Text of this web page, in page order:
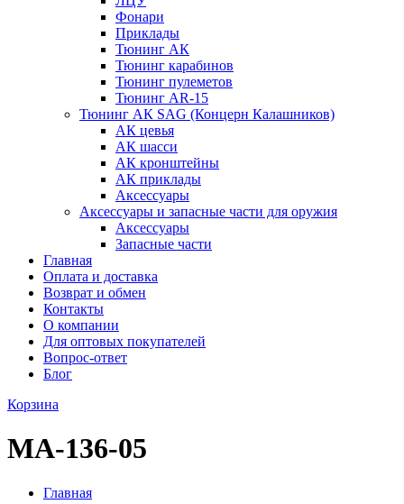
Фонари
Приклады
Тюнинг АК
Тюнинг карабинов
Тюнинг пулеметов
Тюнинг AR-15
Тюнинг АК SAG (Концерн Калашников)
АК цевья
АК шасси
АК кронштейны
АК приклады
Аксессуары
Аксессуары и запасные части для оружия
Аксессуары
Запасные части
Главная
Оплата и доставка
Возврат и обмен
Контакты
О компании
Для оптовых покупателей
Вопрос-ответ
Блог
Корзина
МА-136-05
Главная